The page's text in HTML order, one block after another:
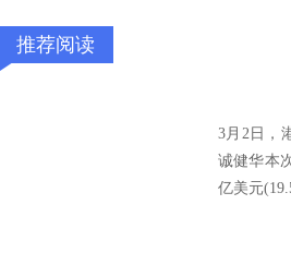
推荐阅读
3月2日，
诚健华本
亿美元